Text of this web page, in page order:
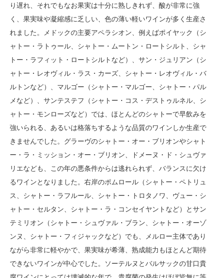
り遅れ、それでもなお果実は十分に熟しきれず、酸が非常に強
く、果実味や凝縮感に乏しい、色の薄い軽いワインが多く生産さ
れました。メドックの主要アペラシオン、例えばポイヤック（シ
ャトー・ラトゥール、シャトー・ムートン・ロートシルト、シャ
トー・ラフィット・ロートシルトなど）、サン・ジュリアン（シ
ャトー・レオヴィル・ラス・カーズ、シャトー・レオヴィル・バ
ルトンなど）、マルゴー（シャトー・マルゴー、シャトー・パル
メなど）、サンテステフ（シャトー・コス・デストゥルネル、シ
ャトー・モンローズなど）では、ほとんどのシャトーで早飲みを
強いられる、あるいは格落ちするような品質のワインしか生産で
きませんでした。グラーヴのシャトー・オー・ブリオンやシャト
ー・ラ・ミッション・オー・ブリオン、ドメーヌ・ド・シュヴァ
リエなども、この年の悪条件からは逃れられず、バランスに欠け
るワインとなりました。右岸のポムロール（シャトー・ペトリュ
ス、シャトー・ラフルール、シャトー・トロタノワ、ヴュー・シ
ャトー・セルタン、シャトー・ラ・コンセイヤントなど）とサン
テミリオン（シャトー・シュヴァル・ブラン、シャトー・オーゾ
ンヌ、シャトー・フィジャックなど）でも、メルロー主体であり
ながら非常に軽やかで、果実味が希薄、熟成能力もほとんど期待
できないワインが中心でした。ソーテルヌとバルサックの甘口貴